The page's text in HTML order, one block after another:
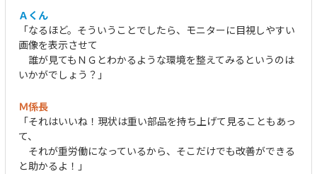
Ａくん
「なるほど。そういうことでしたら、モニターに目視しやすい
画像を表示させて
誰が見てもＮＧとわかるような環境を整えてみるというのは
いかがでしょう？」
Ｍ係長
「それはいいね！現状は重い部品を持ち上げて見ることもあっ
て、
それが重労働になっているから、そこだけでも改善ができる
と助かるよ！」